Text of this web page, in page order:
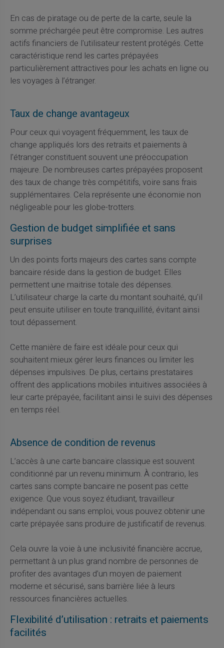
En cas de piratage ou de perte de la carte, seule la
somme préchargée peut être compromise. Les autres
actifs financiers de l'utilisateur restent protégés. Cette
caractéristique rend les cartes prépayées
particulièrement attractives pour les achats en ligne ou
les voyages à l’étranger.
Taux de change avantageux
Pour ceux qui voyagent fréquemment, les taux de
change appliqués lors des retraits et paiements à
l'étranger constituent souvent une préoccupation
majeure. De nombreuses cartes prépayées proposent
des taux de change très compétitifs, voire sans frais
supplémentaires. Cela représente une économie non
négligeable pour les globe-trotters.
Gestion de budget simplifiée et sans
surprises
Un des points forts majeurs des cartes sans compte
bancaire réside dans la gestion de budget. Elles
permettent une maitrise totale des dépenses.
L’utilisateur charge la carte du montant souhaité, qu'il
peut ensuite utiliser en toute tranquillité, évitant ainsi
tout dépassement.
Cette manière de faire est idéale pour ceux qui
souhaitent mieux gérer leurs finances ou limiter les
dépenses impulsives. De plus, certains prestataires
offrent des applications mobiles intuitives associées à
leur carte prépayée, facilitant ainsi le suivi des dépenses
en temps réel.
Absence de condition de revenus
L’accès à une carte bancaire classique est souvent
conditionné par un revenu minimum. À contrario, les
cartes sans compte bancaire ne posent pas cette
exigence. Que vous soyez étudiant, travailleur
indépendant ou sans emploi, vous pouvez obtenir une
carte prépayée sans produire de justificatif de revenus.
Cela ouvre la voie à une inclusivité financière accrue,
permettant à un plus grand nombre de personnes de
profiter des avantages d’un moyen de paiement
moderne et sécurisé, sans barrière liée à leurs
ressources financières actuelles.
Flexibilité d’utilisation : retraits et paiements
facilités